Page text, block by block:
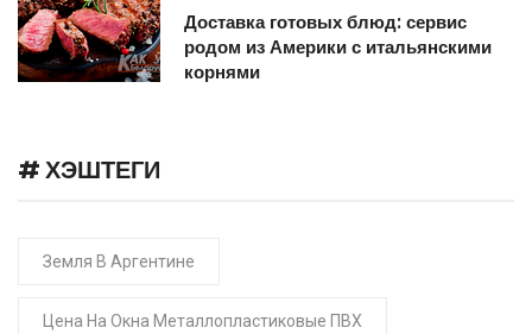
Доставка готовых блюд: сервис
родом из Америки с итальянскими
корнями
# ХЭШТЕГИ
Земля В Аргентине
Цена На Окна Металлопластиковые ПВХ